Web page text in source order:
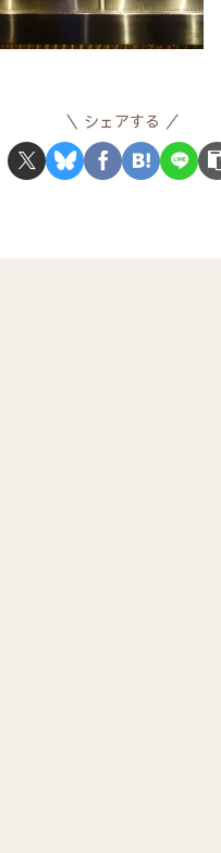
シェアする